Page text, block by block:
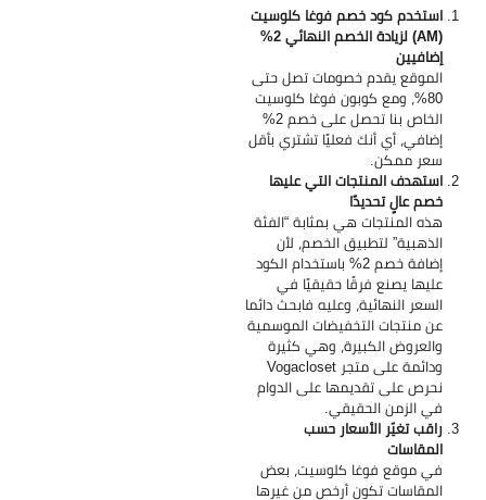
استخدم كود خصم فوغا كلوسيت
(AM) لزيادة الخصم النهائي 2%
إضافيين
الموقع يقدم خصومات تصل حتى
80%، ومع كوبون فوغا كلوسيت
الخاص بنا تحصل على خصم 2%
إضافي، أي أنك فعليًا تشتري بأقل
سعر ممكن.
استهدف المنتجات التي عليها
خصم عالٍ تحديدًا
هذه المنتجات هي بمثابة “الفئة
الذهبية” لتطبيق الخصم، لأن
إضافة خصم 2% باستخدام الكود
عليها يصنع فرقًا حقيقيًا في
السعر النهائية، وعليه فابحث دائما
عن منتجات التخفيضات الموسمية
والعروض الكبيرة، وهي كثيرة
ودائمة على متجر Vogacloset
نحرص على تقديمها على الدوام
في الزمن الحقيقي.
راقب تغيّر الأسعار حسب
المقاسات
في موقع فوغا كلوسيت، بعض
المقاسات تكون أرخص من غيرها